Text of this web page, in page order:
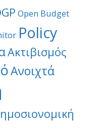
Open Budget
Policy
Ακτιβισμός
Ανοιχτά